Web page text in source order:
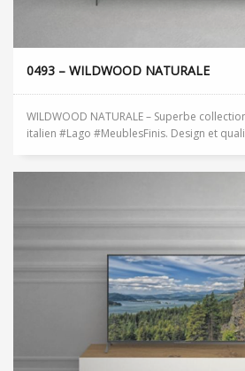
0493 – WILDWOOD NATURALE
WILDWOOD NATURALE – Superbe
italien #Lago #MeublesFinis. Design et